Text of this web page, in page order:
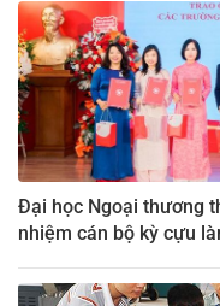
Đại học Ngoại thương
nhiệm cán bộ kỳ cựu